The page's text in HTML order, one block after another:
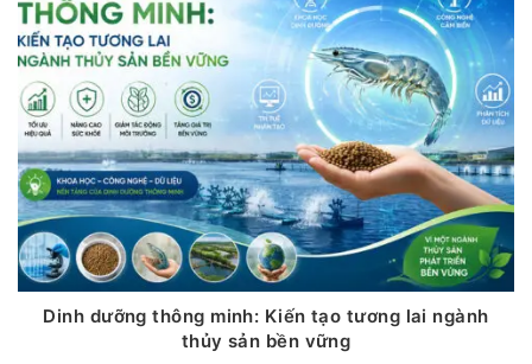
Dinh dưỡng thông minh: Kiến tạo tương lai ngành
thủy sản bền vững